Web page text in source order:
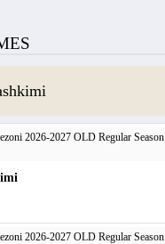
2026-2027 OLD Regular Season
2026-2027 OLD Regular Season